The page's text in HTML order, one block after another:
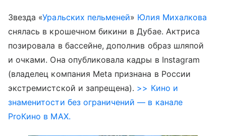
Звезда «Уральских пельменей» Юлия Михалкова
снялась в крошечном бикини в Дубае. Актриса
позировала в бассейне, дополнив образ шляпой
и очками. Она опубликовала кадры в Instagram
(владелец компания Meta признана в России
экстремистской и запрещена). >> Кино и
знаменитости без ограничений — в канале
ProКино в MAX.